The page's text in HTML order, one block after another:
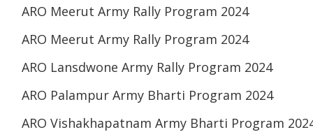
ARO Meerut Army Rally Program 2024
ARO Meerut Army Rally Program 2024
ARO Lansdwone Army Rally Program 2024
ARO Palampur Army Bharti Program 2024
ARO Vishakhapatnam Army Bharti Program